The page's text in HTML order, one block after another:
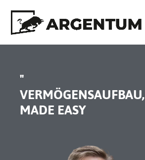
"
VERMÖGENSAUFBAU,
MADE EASY